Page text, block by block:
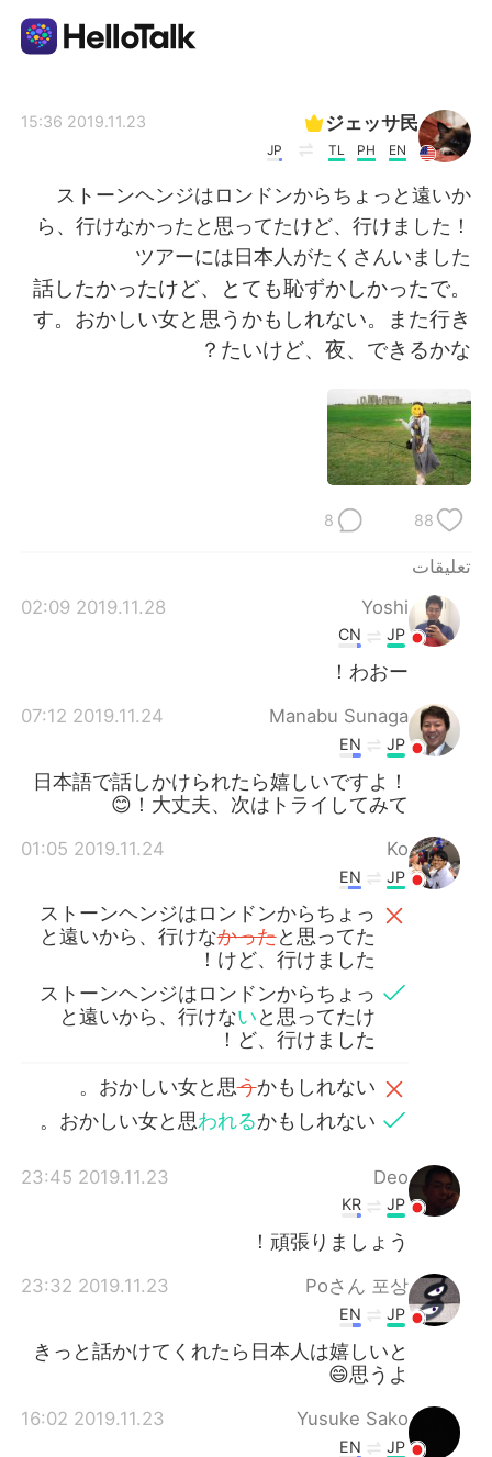
العربية
English 简体中文
Indonesia
Português
ジェッサ民
EN
PH
TL
JP
2019.11.23 15:36
ストーンヘンジはロンドンからちょっと遠いか
ら、行けなかったと思ってたけど、行けました！
ツアーには日本人がたくさんいました
。話したかったけど、とても恥ずかしかったで
す。おかしい女と思うかもしれない。また行き
たいけど、夜、できるかな？
88
8
تعليقات
Yoshi
2019.11.28 02:09
JP
CN
わおー！
Manabu Sunaga
2019.11.24 07:12
JP
EN
日本語で話しかけられたら嬉しいですよ！
大丈夫、次はトライしてみて！😊
Ko
2019.11.24 01:05
JP
EN
ストーンヘンジはロンドンからちょっ
と遠いから、行けなかったと思ってた
けど、行けました！
ストーンヘンジはロンドンからちょっ
と遠いから、行けないと思ってたけ
ど、行けました！
おかしい女と思うかもしれない。
おかしい女と思われるかもしれない。
Deo
2019.11.23 23:45
JP
KR
頑張りましょう！
Poさん 포상
2019.11.23 23:32
JP
EN
きっと話かけてくれたら日本人は嬉しいと
思うよ😄
Yusuke Sako
2019.11.23 16:02
JP
EN